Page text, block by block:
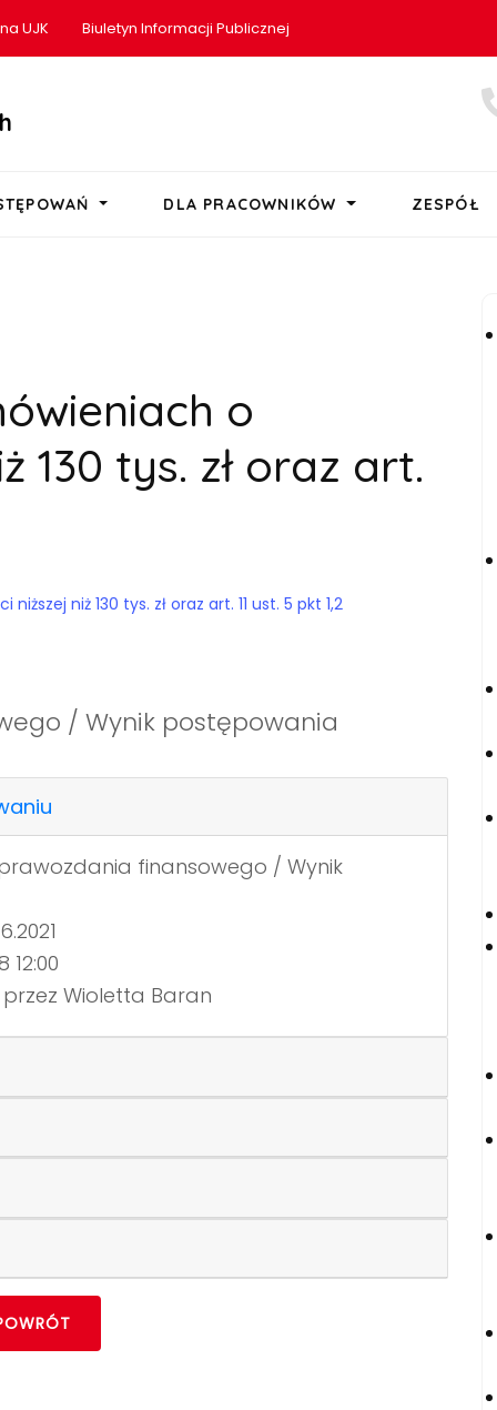
UJK Biuletyn Informacji Publicznej
DLA PRACOWNIKÓW ZESPÓŁ
o
130 tys. zł oraz art.
niż 130 tys. zł oraz art. 11 ust. 5 pkt 1,2
/ Wynik postępowania
finansowego / Wynik
12:00
przez Wioletta Baran